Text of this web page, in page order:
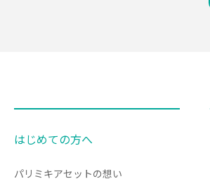
はじめての方へ
パリミキアセットの想い